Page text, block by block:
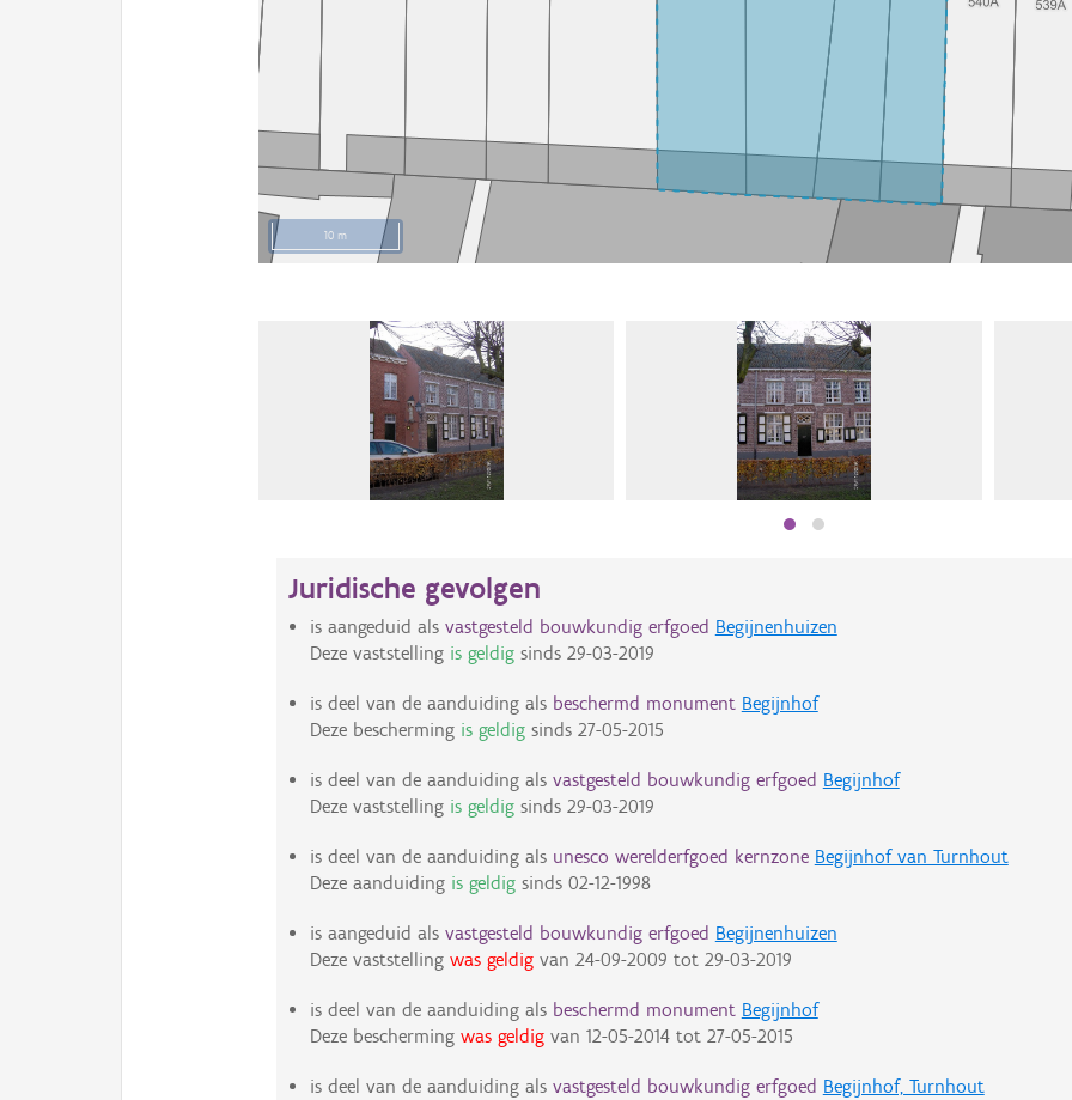
10 m
Juridische gevolgen
is aangeduid als vastgesteld bouwkundig erfgoed Begijnenhuizen
Deze vaststelling is geldigsinds 29-03-2019
is deel van de aanduiding als beschermd monument Begijnhof
Deze bescherming is geldigsinds 27-05-2015
is deel van de aanduiding als vastgesteld bouwkundig erfgoed Begijnhof
Deze vaststelling is geldigsinds 29-03-2019
is deel van de aanduiding als unesco werelderfgoed kernzone Begijnhof van Turnhout
Deze aanduiding is geldigsinds 02-12-1998
is aangeduid als vastgesteld bouwkundig erfgoed Begijnenhuizen
Deze vaststelling was geldigvan 24-09-2009 tot 29-03-2019
is deel van de aanduiding als beschermd monument Begijnhof
Deze bescherming was geldigvan 12-05-2014tot 27-05-2015
is deel van de aanduiding als vastgesteld bouwkundig erfgoed Begijnhof, Turnhout